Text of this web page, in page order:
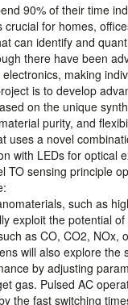
90% of their time
for homes,
can identify and
there have been
making
is to develop
on the unique
purity, and
uses a novel
with LEDs for optical
TO sensing principle
such as
exploit the potential
as CO, CO2, NOx,
will also explore
by adjusting
gas. Pulsed AC
the fast switching